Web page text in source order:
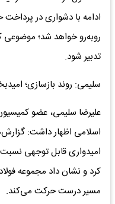
ادامه با دشواری در
روبه‌رو خواهد شد؛ موضوعی
تدبیر شود.
سلیمی: روند بازسازی؛
علیرضا سلیمی، عضو
اسلامی اظهار داشت:
امیدواری قابل توجهی
کرد و نشان داد مجموعه
مسیر درست حرکت می‌کند.